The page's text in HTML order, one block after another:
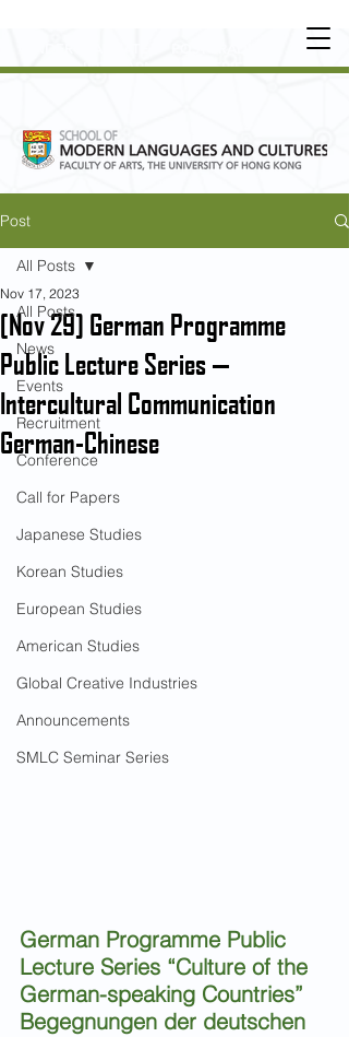
OT
HER LEARNING EXPERIENCE
Post
All Posts
News
Events
Recruitment
Conference
Call for Papers
Japanese Studies
Korean Studies
European Studies
American Studies
Global Creative Industries
Announcements
SMLC Seminar Series
All Posts
[Nov 29] German Programme
Public Lecture Series —
Intercultural Communication
German-Chinese
Nov 17, 2023
German Programme Public
Lecture Series “Culture of the
German-speaking Countries”
Begegnungen der deutschen